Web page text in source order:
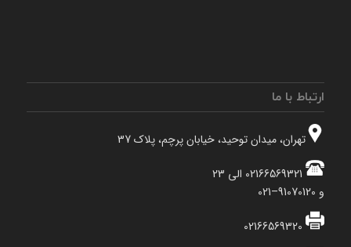
ارتباط با ما
تهران، میدان توحید، خیابان پرچم، پلاک 37
و 91070120–021
02166569320